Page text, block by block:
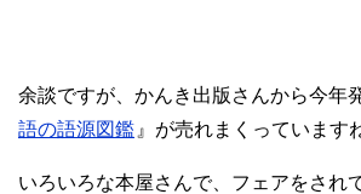
余談ですが、かんき出版さんから今年
語の語源図鑑 』が売れまくっています
いろいろな本屋さんで、フェアをされ